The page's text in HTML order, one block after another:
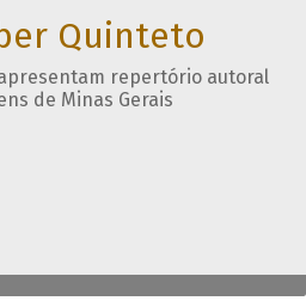
Quinteto
repertório autoral
de Minas Gerais